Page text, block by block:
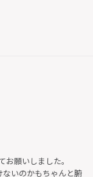
願いしました。
いのかもちゃんと腑